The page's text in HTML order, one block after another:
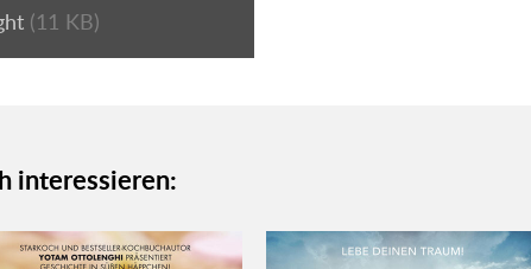
(11 KB)
interessieren: